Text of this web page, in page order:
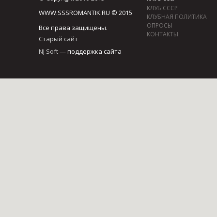
WWW.SSSROMANTIK.RU © 2015
Все права защищены.
Старый сайт
NJ Soft— поддержка сайта
КЛУБ СССР
КЛУБНАЯ ПОЛИТИКА
ОПРОСЫ
КОНТАКТЫ